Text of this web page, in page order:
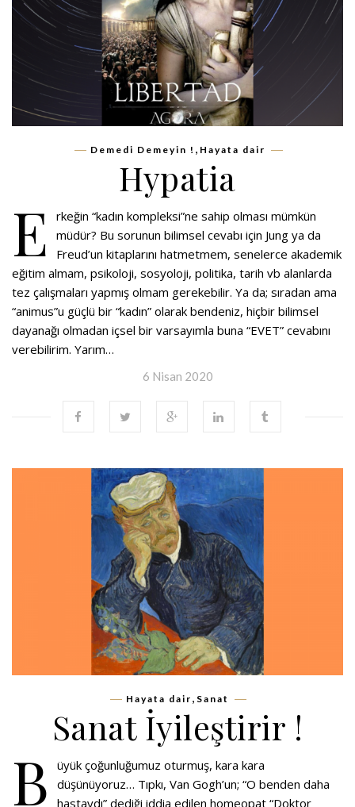
Demedi Demeyin ! Hayata dair
Hypatia
E
rkeğin “kadın kompleksi”ne sahip olması mümkün
müdür? Bu sorunun bilimsel cevabı için Jung ya da
Freud’un kitaplarını hatmetmem, senelerce akademik
eğitim almam, psikoloji, sosyoloji, politika, tarih vb alanlarda
tez çalışmaları yapmış olmam gerekebilir. Ya da; sıradan ama
“animus”u güçlü bir “kadın” olarak bendeniz, hiçbir bilimsel
dayanağı olmadan içsel bir varsayımla buna “EVET” cevabını
verebilirim. Yarım…
6 Nisan 2020
Hayata dair , Sanat
Sanat İyileştirir !
B
üyük çoğunluğumuz oturmuş, kara kara
düşünüyoruz… Tıpkı, Van Gogh’un; “O benden daha
hastaydı” dediği iddia edilen homeopat “Doktor